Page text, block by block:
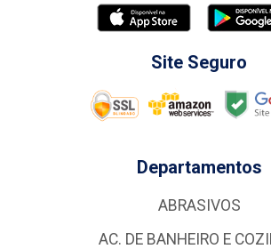
Site Seguro
Departamentos
ABRASIVOS
AC. DE BANHEIRO E